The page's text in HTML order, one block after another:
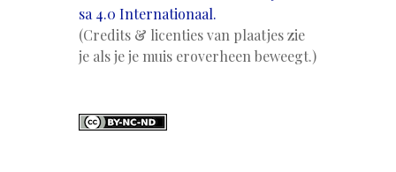
sa 4.0 Internationaal.
(Credits & licenties van plaatjes zie
je als je je muis eroverheen beweegt.)